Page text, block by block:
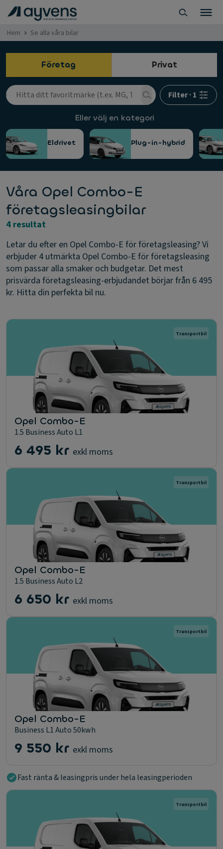
Hem Se alla våra bilar
Företag Privat
Filter·1
Eller välj en kategori
Eldrivet Plug-in-hybrid
Våra Opel Combo-E
företagsleasingbilar
4 resultat
Letar du efter en Opel Combo-E för företagsleasing? Vi
erbjuder 4 utmärkta Opel Combo-E för företagsleasing
som passar alla smaker och budgetar. Det mest
prisvärda företagsleasing-erbjudandet börjar från 6 495
kr. Hitta din perfekta bil nu.
Transportbil
Opel Combo-E
1.5 Business Auto L1
6 495 kr exkl moms
Transportbil
Opel Combo-E
1.5 Business Auto L2
6 650 kr exkl moms
Transportbil
Opel Combo-E
Business L1 Auto 50kwh
9 550 kr exkl moms
Fast ränta & leasingpris under hela leasingperioden
Transportbil